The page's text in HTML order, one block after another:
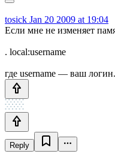
tosick Jan 20 2009 at 19:04
Если мне не изменяет
. local:username
где username — ваш
Reply